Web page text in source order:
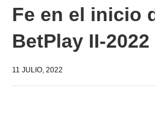
Fe en el inicio
BetPlay II-2022
11 JULIO, 2022